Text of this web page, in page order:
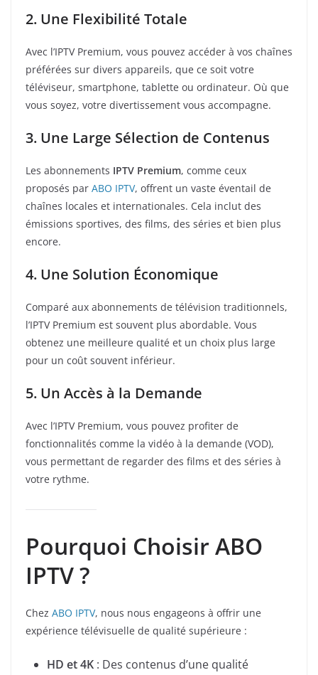
2. Une Flexibilité Totale
Avec l’IPTV Premium, vous pouvez accéder à vos chaînes
préférées sur divers appareils, que ce soit votre
téléviseur, smartphone, tablette ou ordinateur. Où que
vous soyez, votre divertissement vous accompagne.
3. Une Large Sélection de Contenus
Les abonnements IPTV Premium, comme ceux
proposés par ABO IPTV, offrent un vaste éventail de
chaînes locales et internationales. Cela inclut des
émissions sportives, des films, des séries et bien plus
encore.
4. Une Solution Économique
Comparé aux abonnements de télévision traditionnels,
l’IPTV Premium est souvent plus abordable. Vous
obtenez une meilleure qualité et un choix plus large
pour un coût souvent inférieur.
5. Un Accès à la Demande
Avec l’IPTV Premium, vous pouvez profiter de
fonctionnalités comme la vidéo à la demande (VOD),
vous permettant de regarder des films et des séries à
votre rythme.
Pourquoi Choisir ABO
IPTV ?
Chez ABO IPTV, nous nous engageons à offrir une
expérience télévisuelle de qualité supérieure :
HD et 4K : Des contenus d’une qualité